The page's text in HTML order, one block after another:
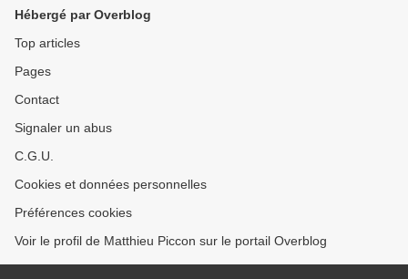
Hébergé par Overblog
Top articles
Pages
Contact
Signaler un abus
C.G.U.
Cookies et données personnelles
Préférences cookies
Voir le profil de Matthieu Piccon sur le portail Overblog